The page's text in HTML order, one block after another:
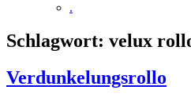
.
Schlagwort: velux
Verdunkelungsrollo